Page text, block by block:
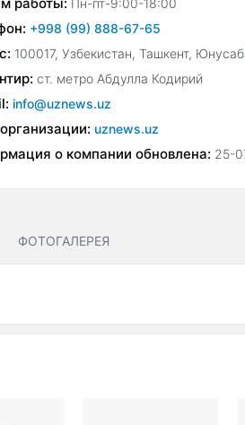
Пн-пт-9:00-18:00
+998 (99) 888-67-65
100017, Узбекистан, Ташкент,
ст. метро Абдулла Кодирий
info@uznews.uz
uznews.uz
о компании обновлена: 25-
ФОТОГАЛЕРЕЯ